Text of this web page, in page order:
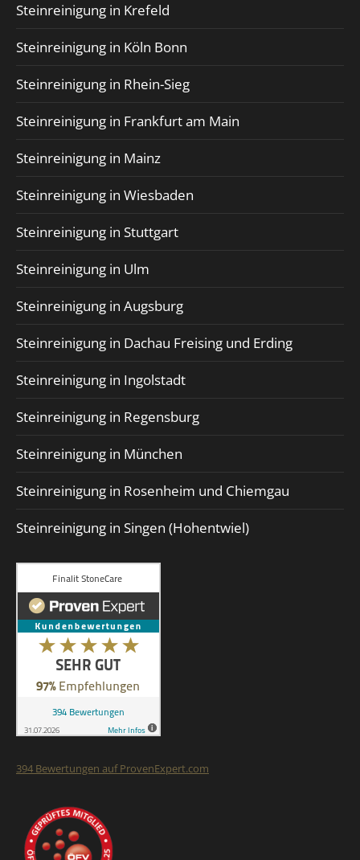
Steinreinigung in Krefeld
Steinreinigung in Köln Bonn
Steinreinigung in Rhein-Sieg
Steinreinigung in Frankfurt am Main
Steinreinigung in Mainz
Steinreinigung in Wiesbaden
Steinreinigung in Stuttgart
Steinreinigung in Ulm
Steinreinigung in Augsburg
Steinreinigung in Dachau Freising und Erding
Steinreinigung in Ingolstadt
Steinreinigung in Regensburg
Steinreinigung in München
Steinreinigung in Rosenheim und Chiemgau
Steinreinigung in Singen (Hohentwiel)
394 Bewertungen auf ProvenExpert.com